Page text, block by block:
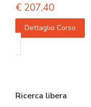
€ 207,40
Dettaglio Corso
Ricerca libera